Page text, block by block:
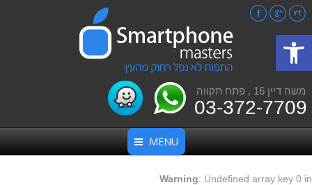
פתח סרגל נגישות
משה דיין 16 , פתח תקווה
03-372-7709
FacebookGoogle+
YouTube
MENU
Warning: Undefined array key 0 in